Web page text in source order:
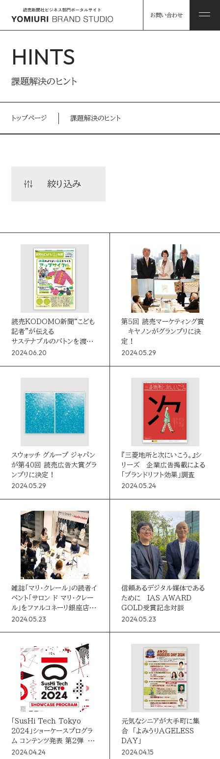
ABOUT
私たちについて トップ
HINTS
WORKS
LINEUP
企画・イベント
MEDIA
媒体・広告メニュー
新聞
ターゲットメディア
デジタル広告配信
AWARD
読売新聞の広告賞
読売マーケティング賞
読売広告大賞
読売出版広告賞
読売・日テレ アドバタイザー・オブ・ザ・イヤー
CONTACT
お問い合わせ
DOWNLOADS
NEWSLETTER
ニュースレター
English
お問い合わせ
HINTS
課題解決のヒント
トップページ 課題解決のヒント
絞り込み
Webサイト IP・キャラクター イベント・体験
メディアプランニング データマーケティング
ブランディング
ソーシャルデザイン PR・SNS
リサーチ・分析
新聞 marie claire
ラグジュアリー
条件クリア
絞り込む
読売KODOMO新聞“こども
記者”が伝える
サステナブルのバトンを渡す
ゴールドウインのアップサイク
2024.06.20
第5回 読売マーケティング賞
キヤノンがグランプリに決
定！
2024.05.29
スウォッチ グループ ジャパン
が第40回 読売広告大賞グラ
ンプリに決定！
2024.05.29
『三菱地所と次にいこう。』シ
リーズ 企業広告掲載による
「ブランドリフト効果」調査
2024.05.24
雑誌「マリ・クレール」の読者イ
ベント「サロン ド マリ・クレー
ル」をファルコネーリ銀座店で
初開催！
2024.05.23
信頼あるデジタル媒体である
ために IAS AWARD
GOLD受賞記念対談
2024.05.23
「SusHi Tech Tokyo
2024」ショーケースプログラ
ム コンテンツ発表 第2弾 多
彩なゲストスピーカーやアー
2024.04.24
元気なシニアが大手町に集
合 「よみうりAGELESS
DAY」
2024.04.15